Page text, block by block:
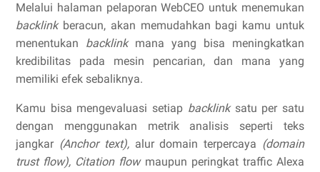
Melalui halaman pelaporan WebCEO untuk menemukan
backlink beracun, akan memudahkan bagi kamu untuk
menentukan backlink mana yang bisa meningkatkan
kredibilitas pada mesin pencarian, dan mana yang
memiliki efek sebaliknya.
Kamu bisa mengevaluasi setiap backlink satu per satu
dengan menggunakan metrik analisis seperti teks
jangkar (Anchor text),alur domain terpercaya (domain
trust flow), Citation flowmaupun peringkat traffic Alexa